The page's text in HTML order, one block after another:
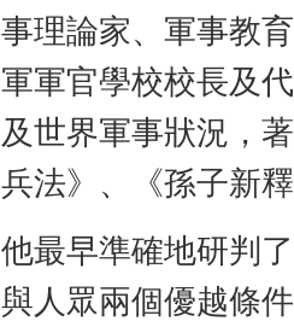
事理論家、軍事教
軍軍官學校校長及
及世界軍事狀況，
兵法》、《孫子新
他最早準確地研判
與人眾兩個優越條